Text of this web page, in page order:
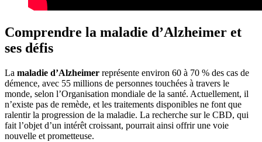
Comprendre la maladie d’Alzheimer et
ses défis
La maladie d’Alzheimer représente environ 60 à 70 % des cas de
démence, avec 55 millions de personnes touchées à travers le
monde, selon l’Organisation mondiale de la santé. Actuellement, il
n’existe pas de remède, et les traitements disponibles ne font que
ralentir la progression de la maladie. La recherche sur le CBD, qui
fait l’objet d’un intérêt croissant, pourrait ainsi offrir une voie
nouvelle et prometteuse.